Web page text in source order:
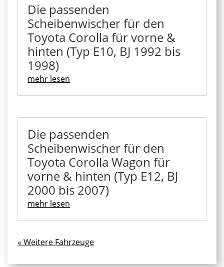
Die passenden
Scheibenwischer für den
Toyota Corolla für vorne &
hinten (Typ E10, BJ 1992 bis
1998)
mehr lesen
Die passenden
Scheibenwischer für den
Toyota Corolla Wagon für
vorne & hinten (Typ E12, BJ
2000 bis 2007)
mehr lesen